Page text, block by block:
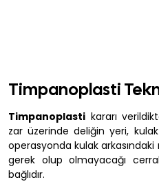
Timpanoplasti
Timpanoplasti kararı
zar üzerinde deliğin yeri,
operasyonda kulak
gerek olup olmayacağı
bağlıdır.